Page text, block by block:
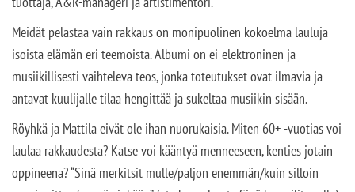
Meidät pelastaa vain rakkaus on monipuolinen kokoelma lauluja
isoista elämän eri teemoista. Albumi on ei-elektroninen ja
musiikillisesti vaihteleva teos, jonka toteutukset ovat ilmavia ja
antavat kuulijalle tilaa hengittää ja sukeltaa musiikin sisään.
Röyhkä ja Mattila eivät ole ihan nuorukaisia. Miten 60+ -vuotias voi
laulaa rakkaudesta? Katse voi kääntyä menneeseen, kenties jotain
oppineena? “Sinä merkitsit mulle/paljon enemmän/kuin silloin